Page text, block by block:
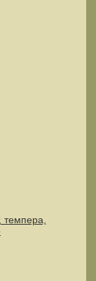
темпера,